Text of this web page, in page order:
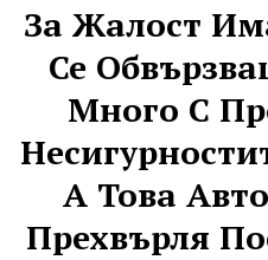
За Жалост
Се
Много С
А Това
Прехвърля